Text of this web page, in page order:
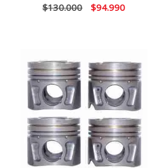
$130.000
El
$130.000.
$94.990El
$94.990.